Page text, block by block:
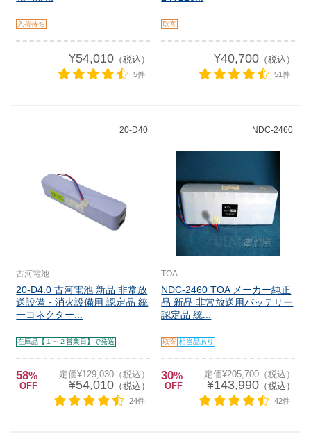
入荷待ち
¥54,010（税込）
5件
取寄
¥40,700（税込）
51件
20-D40
古河電池
20-D4.0 古河電池 新品 非常放
送設備・消火設備用 認定品 統
一コネクター...
在庫品【１～２営業日】で発送
58%
OFF
定価¥129,030（税込）
¥54,010（税込）
24件
NDC-2460
TOA
NDC-2460 TOA メーカー純正
品 新品 非常放送用バッテリー
認定品 統...
取寄 相当品あり
30%
OFF
定価¥205,700（税込）
¥143,990（税込）
42件